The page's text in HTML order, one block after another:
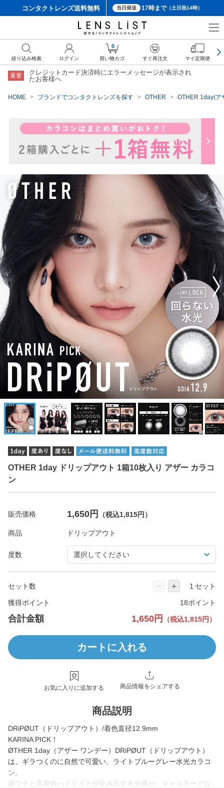
コンタクトレンズ送料無料 当日発送 17時まで（土日祝14時）
重要
クレジットカード決済時にエラーメッセージが表示され
たお客様へ
HOME ブランドでコンタクトレンズを探す OTHER OTHER 1day(ア
OTHER 1day ドリップアウト 1箱10枚入り アザー カラコ
ン
販売価格 1,650円 （税込1,815円）
商品
度数
セット数 − ＋ セット
獲得ポイント 18ポイント
合計金額 1,650円 （税込1,815円）
カートに入れる
お気に入りに追加する 商品情報をシェアする
商品説明
DRiPØUT（ドリップアウト）/着色直径12.9mm
KARINA PICK！
ØTHER 1day（アザー ワンデー）DRiPØUT（ドリップアウト）
は、ギラつくのに自然で可愛い、ライトブルーグレー水光カラコ
ン。
細フチと高発色ハイライトが生み出す水光感が、ギャルモードな
絞り込み検索 ログイン
0
買い物カゴ すぐ再注文 マイ定期便
クーポン詳細